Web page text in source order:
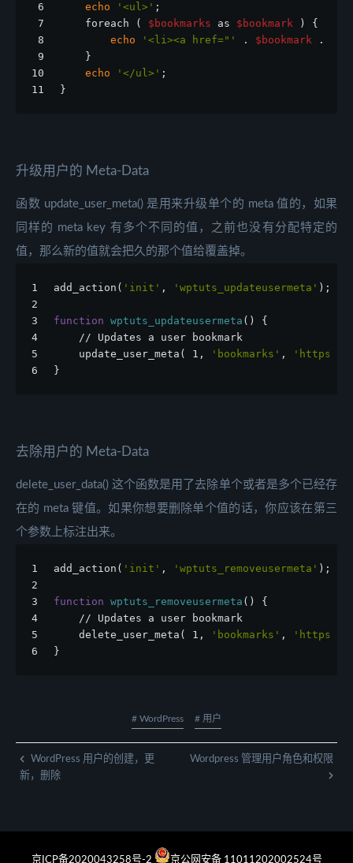
6
7
8
9
10
11
echo
'<ul>' ;
    foreach (
$bookmarks as $bookmark ) {
echo
'<li><a href="' . $bookmark .
    }
echo
'</ul>' ;
}
升级用户的 Meta-Data
函数 update_user_meta() 是用来升级单个的 meta 值的，如果
同样的 meta key 有多个不同的值，之前也没有分配特定的
值，那么新的值就会把久的那个值给覆盖掉。
1
2
3
4
5
6
add_action( 'init' , 'wptuts_updateusermeta' );
function wptuts_updateusermeta () {
    // Updates a user bookmark
    update_user_meta( 1,
'bookmarks' ,
'https://
}
去除用户的 Meta-Data
delete_user_data() 这个函数是用了去除单个或者是多个已经存
在的 meta 键值。如果你想要删除单个值的话，你应该在第三
个参数上标注出来。
1
2
3
4
5
6
add_action( 'init' , 'wptuts_removeusermeta' );
function wptuts_removeusermeta () {
    // Updates a user bookmark
    delete_user_meta( 1,
'bookmarks' ,
'https://
}
# WordPress # 用户
WordPress 用户的创建，更
新，删除
Wordpress 管理用户角色和权限
京ICP备2020043258号-2 京公网安备 11011202002524号